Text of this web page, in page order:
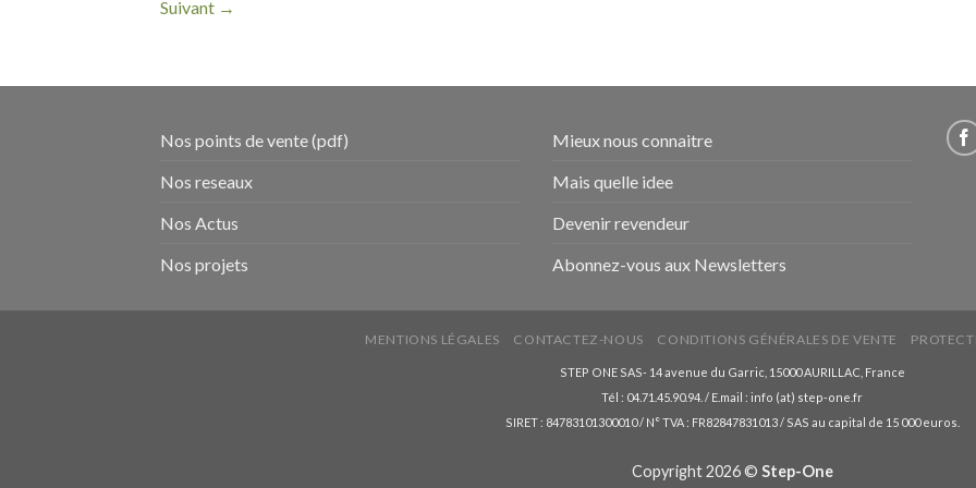
Suivant →
Nos points de vente (pdf)
Nos reseaux
Nos Actus
Nos projets
Mieux nous connaitre
Mais quelle idee
Devenir revendeur
Abonnez-vous aux Newsletters
MENTIONS LÉGALES CONTACTEZ-NOUS CONDITIONS GÉNÉRALES DE VENTE
STEP ONE SAS- 14 avenue du Garric, 15000 AURILLAC, France
Tél : 04.71.45.90.94. / E.mail : info (at) step-one.fr
SIRET : 84783101300010 / N° TVA : FR82847831013 / SAS au capital de 15 000 euros.
Copyright 2026 © Step-One